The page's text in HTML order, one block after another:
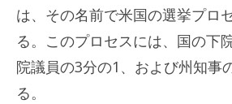
は、その名前で米国の選挙プロ
る。このプロセスには、国の下
院議員の3分の1、および州知事
る。